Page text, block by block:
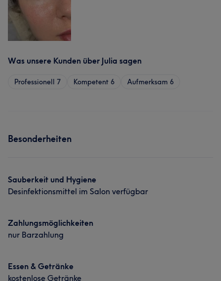
Was unsere Kunden über Julia sagen
Professionell 7 Kompetent 6 Aufmerksam 6
Besonderheiten
Sauberkeit und Hygiene
Desinfektionsmittel im Salon verfügbar
Zahlungsmöglichkeiten
nur Barzahlung
Essen & Getränke
kostenlose Getränke